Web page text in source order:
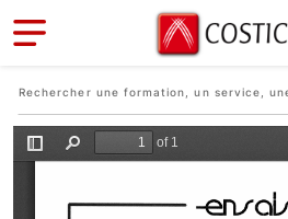
Aller au contenu principal